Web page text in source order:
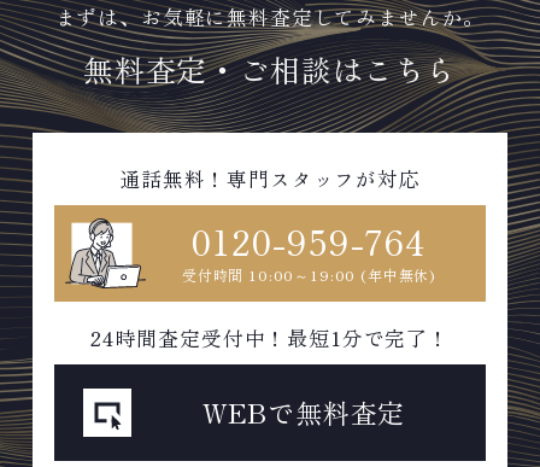
まずは、お気軽に無料査定してみませんか。
無料査定・ご相談はこちら
通話無料！専門スタッフが対応
0120-959-764
受付時間 10:00～19:00 (年中無休)
24時間査定受付中！最短1分で完了！
WEBで無料査定